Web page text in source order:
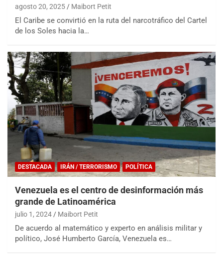
agosto 20, 2025 Maibort Petit
El Caribe se convirtió en la ruta del narcotráfico del Cartel
de los Soles hacia la…
DESTACADA IRÁN / TERRORISMO POLÍTICA
Venezuela es el centro de desinformación más
grande de Latinoamérica
julio 1, 2024 Maibort Petit
De acuerdo al matemático y experto en análisis militar y
político, José Humberto García, Venezuela es…